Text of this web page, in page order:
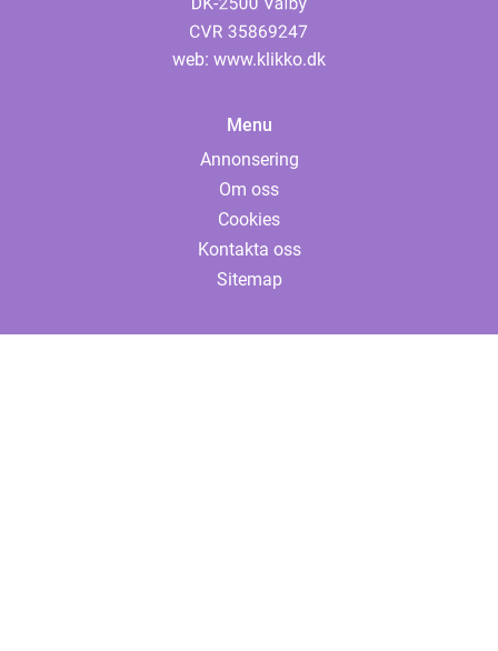
web: www.klikko.dk
Menu
Annonsering
Om oss
Cookies
Kontakta oss
Sitemap